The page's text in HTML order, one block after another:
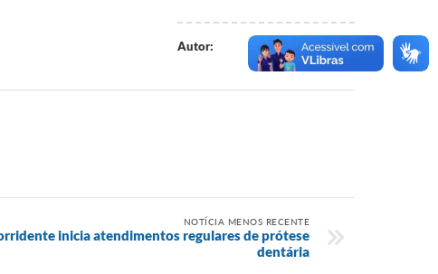
Autor: Everton Junior
NOTÍCIA MENOS RECENTE
inicia atendimentos regulares de prótese
dentária